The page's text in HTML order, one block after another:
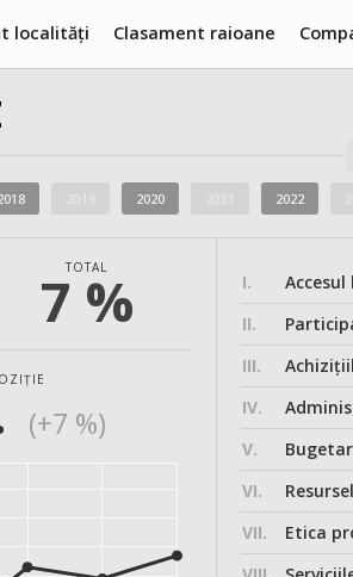
localități Clasament raioane
2020 2022
TOTAL
7 %
(+7 %)
I.
II.
III.
IV.
V.
VI.
VII.
Etica